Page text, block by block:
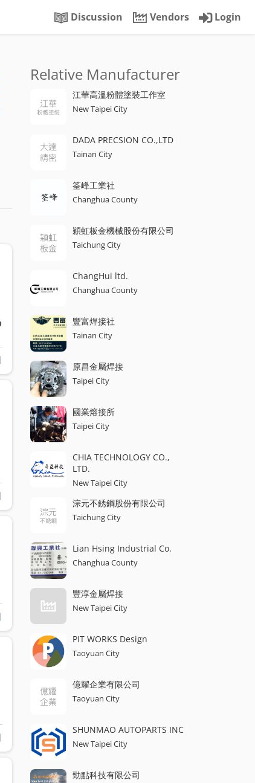
Discussion Vendors Login
Calendering 3C Products
Relative Manufacturer
江華高溫粉體塗裝工作室
New Taipei City
DADA PRECSION CO.,LTD
Tainan City
筌峰工業社
Changhua County
穎虹板金機械股份有限公司
Taichung City
ChangHui ltd.
Changhua County
豐富焊接社
Tainan City
原昌金屬焊接
Taipei City
國業熔接所
Taipei City
CHIA TECHNOLOGY CO.,
LTD.
New Taipei City
淙元不銹鋼股份有限公司
Taichung City
Lian Hsing Industrial Co.
Changhua County
豐淳金屬焊接
New Taipei City
PIT WORKS Design
Taoyuan City
億耀企業有限公司
Taoyuan City
SHUNMAO AUTOPARTS INC
New Taipei City
勁點科技有限公司